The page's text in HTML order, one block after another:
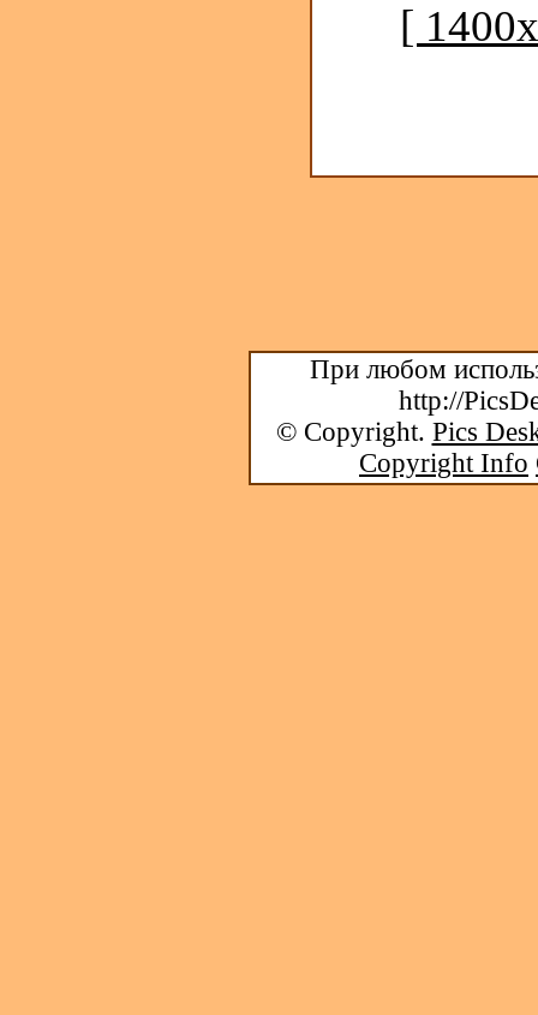
[
При любом
http://
© Copyright. Pics
Copyright Info